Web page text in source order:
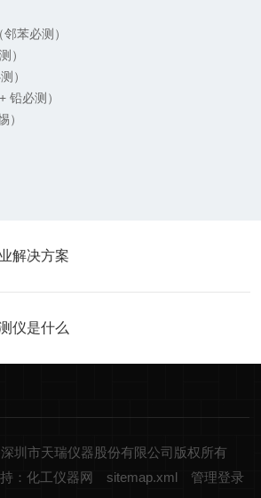
苯必测）
）
）
铅必测）
）
解决方案
仪是什么
圳市天瑞仪器股份有限公司版权所有
：化工仪器网 sitemap.xml 管理登录